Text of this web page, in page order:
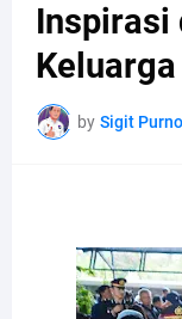
Inspirasi
by Sigit